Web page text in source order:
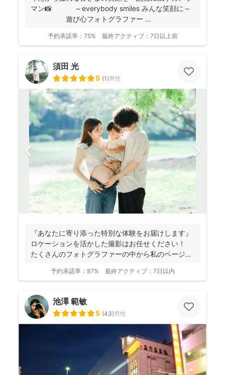
マン📸 ～everybody smiles みんな笑顔に～
遊び心フォトグラファー ...
予約承諾率： 75% 最終アクティブ： 7日以上前
須田 光
5 (1)男性
『あなたに寄り添った特別な体験をお届けします』
ロケーションを活かした撮影はお任せください！
たくさんのフォトグラファーの中から私のページに
予約承諾率： 87% 最終アクティブ： 7日以内
池澤 範敏
5 (43)男性